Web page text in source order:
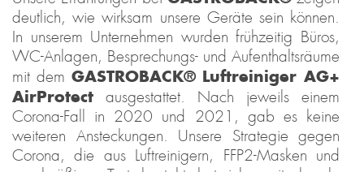
deutlich, wie wirksam unsere Geräte sein können.
In unserem Unternehmen wurden frühzeitig Büros,
WC-Anlagen, Besprechungs- und Aufenthaltsräume
mit dem GASTROBACK® Luftreiniger AG+
AirProtect ausgestattet. Nach jeweils einem
Corona-Fall in 2020 und 2021, gab es keine
weiteren Ansteckungen. Unsere Strategie gegen
Corona, die aus Luftreinigern, FFP2-Masken und